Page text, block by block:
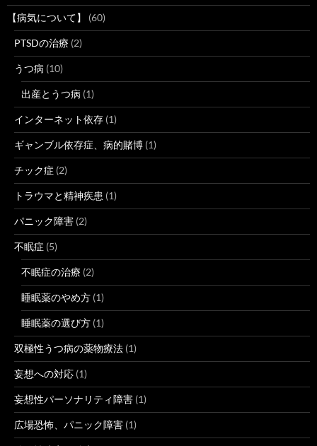
【病気について】 (60)
PTSDの治療 (2)
うつ病 (10)
出産とうつ病 (1)
インターネット依存 (1)
ギャンブル依存症、病的賭博 (1)
チック症 (2)
トラウマと精神疾患 (1)
パニック障害 (2)
不眠症 (5)
不眠症の治療 (2)
睡眠薬のやめ方 (1)
睡眠薬の選び方 (1)
双極性うつ病の薬物療法 (1)
妄想への対応 (1)
妄想性パーソナリティ障害 (1)
広場恐怖、パニック障害 (1)